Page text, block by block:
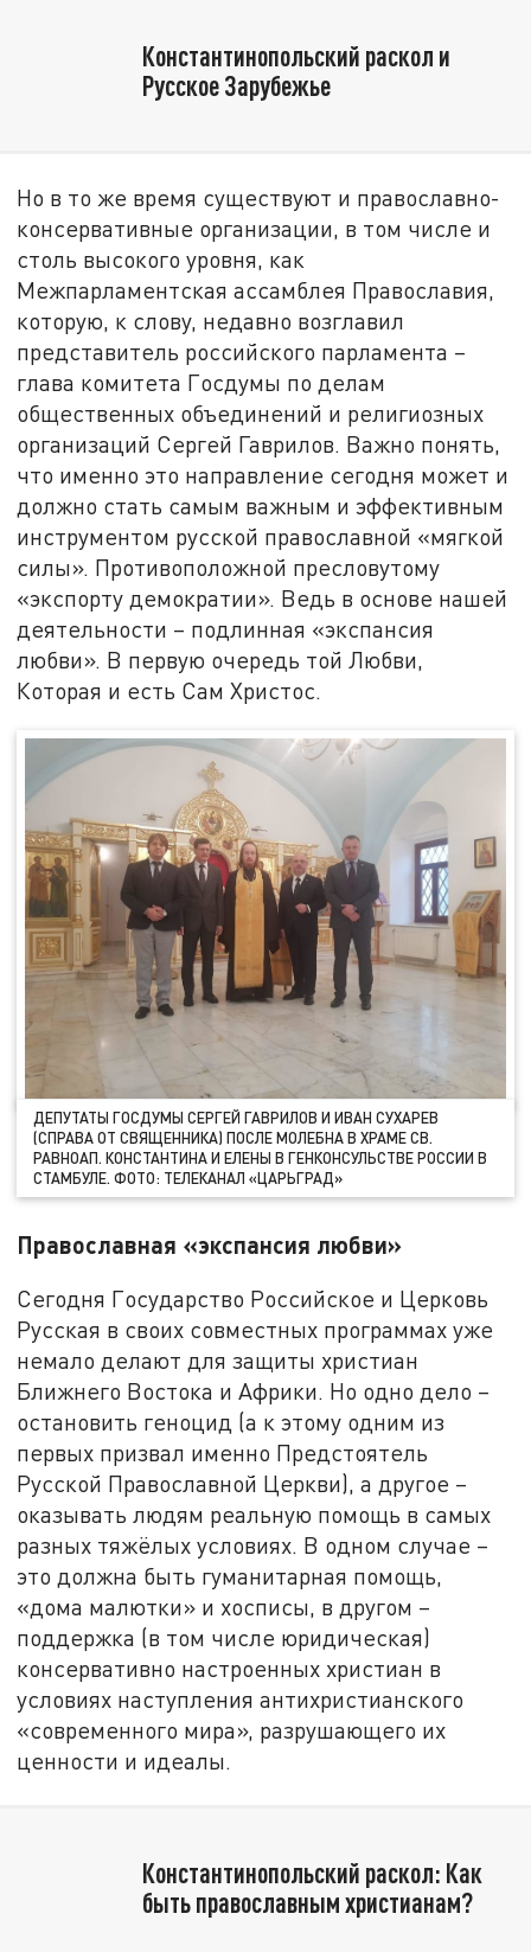
Константинопольский раскол и
Русское Зарубежье
Но в то же время существуют и православно-
консервативные организации, в том числе и
столь высокого уровня, как
Межпарламентская ассамблея Православия,
которую, к слову, недавно возглавил
представитель российского парламента –
глава комитета Госдумы по делам
общественных объединений и религиозных
организаций Сергей Гаврилов. Важно понять,
что именно это направление сегодня может и
должно стать самым важным и эффективным
инструментом русской православной «мягкой
силы». Противоположной пресловутому
«экспорту демократии». Ведь в основе нашей
деятельности – подлинная «экспансия
любви». В первую очередь той Любви,
Которая и есть Сам Христос.
ДЕПУТАТЫ ГОСДУМЫ СЕРГЕЙ ГАВРИЛОВ И ИВАН СУХАРЕВ
(СПРАВА ОТ СВЯЩЕННИКА) ПОСЛЕ МОЛЕБНА В ХРАМЕ СВ.
РАВНОАП. КОНСТАНТИНА И ЕЛЕНЫ В ГЕНКОНСУЛЬСТВЕ РОССИИ В
СТАМБУЛЕ. ФОТО: ТЕЛЕКАНАЛ «ЦАРЬГРАД»
Православная «экспансия любви»
Сегодня Государство Российское и Церковь
Русская в своих совместных программах уже
немало делают для защиты христиан
Ближнего Востока и Африки. Но одно дело –
остановить геноцид (а к этому одним из
первых призвал именно Предстоятель
Русской Православной Церкви), а другое –
оказывать людям реальную помощь в самых
разных тяжёлых условиях. В одном случае –
это должна быть гуманитарная помощь,
«дома малютки» и хосписы, в другом –
поддержка (в том числе юридическая)
консервативно настроенных христиан в
условиях наступления антихристианского
«современного мира», разрушающего их
ценности и идеалы.
Константинопольский раскол: Как
быть православным христианам?